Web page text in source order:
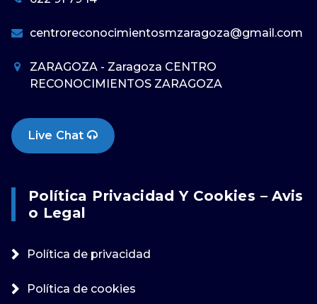
centroreconocimientosmzaragoza@gmail.com
ZARAGOZA - Zaragoza CENTRO
RECONOCIMIENTOS ZARAGOZA
Live Chat
Política Privacidad Y Cookies – Avis
O Legal
Política de privacidad
Política de cookies